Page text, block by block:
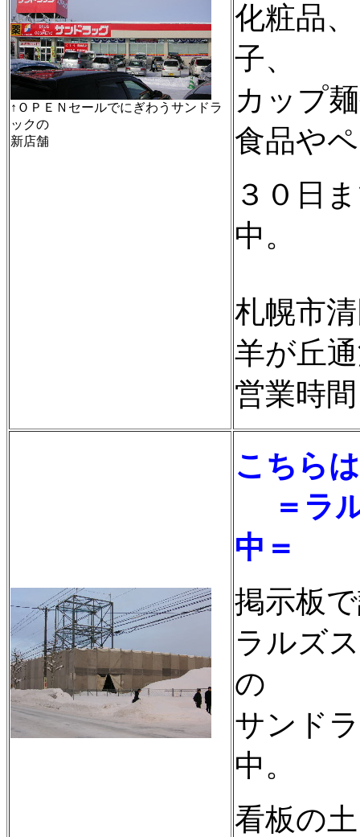
↑ＯＰＥＮセールでにぎわうサンドラ
ックの
新店舗
化粧品
子、
カップ
食品や
３０日
中。
札幌市
羊が丘
営業時
こちら
＝ラル
中＝
掲示板
ラルズ
の
サンド
中。
看板の